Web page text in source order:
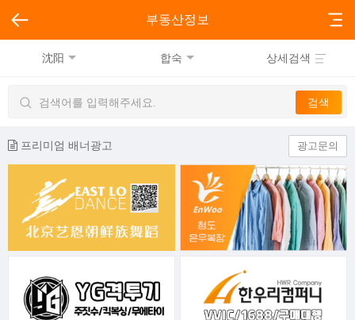
부동산정보
沈阳 합숙 상세검색
프리미엄 배너광고 광고문의